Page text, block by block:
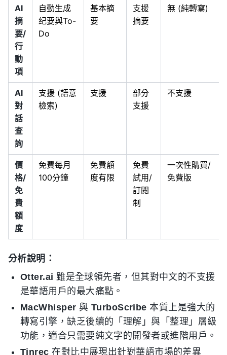
AI
摘
要/
行
動
項
自動生成
纪要與To-
Do
基本摘
要
支援
摘要
無 (純轉寫)
AI
對
話
查
詢
支援 (語意
檢索)
支援
部分
支援
不支援
價
格/
免
費
額
度
免費每月
100分鐘
免費額
度有限
免費
試用/
訂閱
制
一次性購買/
免費版
分析說明：
Otter.ai 雖是全球領先者，但其對中文的不支援
是華語用戶的最大痛點。
MacWhisper 與 TurboScribe 本質上是強大的
轉寫引擎，缺乏後續的「理解」與「整理」層級
功能，適合只需要純文字的開發者或進階用戶。
Tinrec 在對比中展現出針對華語市場的差異